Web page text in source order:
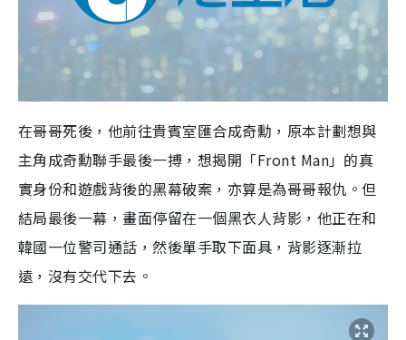
在哥哥死後，他前往貴賓室匯合成奇勳，原本計劃想與
主角成奇勳聯手最後一搏，想揭開「Front Man」的真
實身份和遊戲背後的黑幕破案，亦算是為哥哥報仇。但
結局最後一幕，畫面停留在一個黑衣人背影，他正在和
韓國一位警司通話，然後單手取下面具，背影逐漸拉
遠，沒有交代下去。